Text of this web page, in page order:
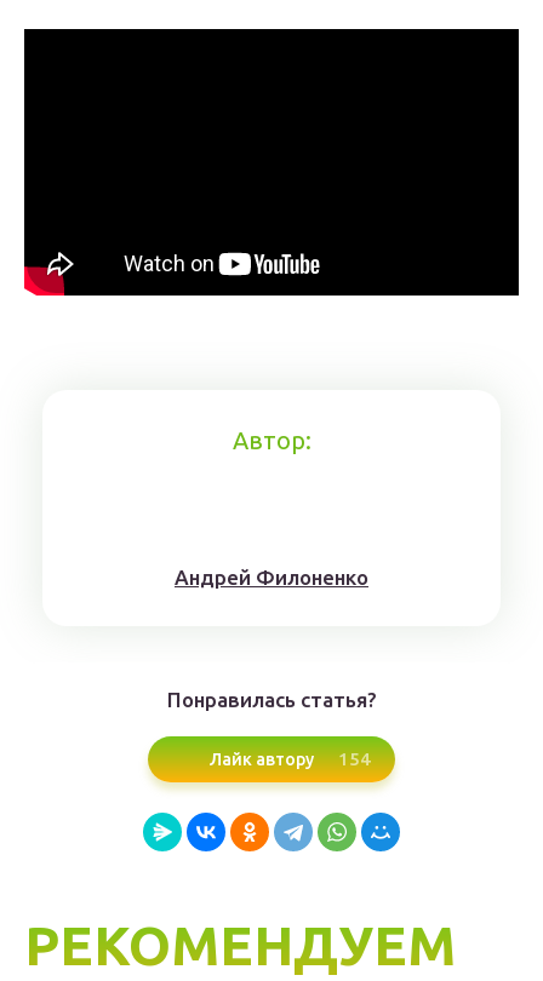
Автор:
Aндрeй Филoнeнкo
Понравилась статья?
Лайк автору 154
РЕКОМЕНДУЕМ